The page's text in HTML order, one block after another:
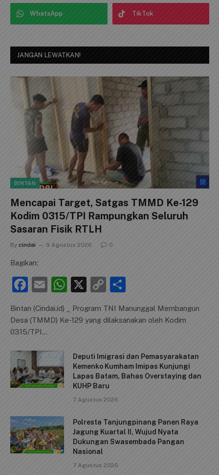
WhatsApp TikTok
JANGAN LEWATKAN!
BINTAN
Mencapai Target, Satgas TMMD Ke-129
Kodim 0315/TPI Rampungkan Seluruh
Sasaran Fisik RTLH
By cindai 9 Agustus 2026 0
Bagikan:
F
c
e
b
o
o
k
E
ai
W
at
p
p
X
C
p
n
k
ar
Bintan (Cindai.id) _ Program TNI Manunggal Membangun
Desa (TMMD) Ke-129 yang dilaksanakan oleh Kodim
0315/TPI…
Deputi Imigrasi dan Pemasyarakatan
Kemenko Kumham Imipas Kunjungi
Lapas Batam, Bahas Overstaying dan
KUHP Baru
7 Agustus 2026
Polresta Tanjungpinang Panen Raya
Jagung Kuartal II, Wujud Nyata
Dukungan Swasembada Pangan
Nasional
7 Agustus 2026